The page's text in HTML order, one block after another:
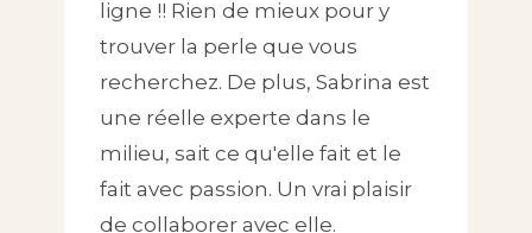
ligne !! Rien de mieux pour y
trouver la perle que vous
recherchez. De plus, Sabrina est
une réelle experte dans le
milieu, sait ce qu'elle fait et le
fait avec passion. Un vrai plaisir
de collaborer avec elle.